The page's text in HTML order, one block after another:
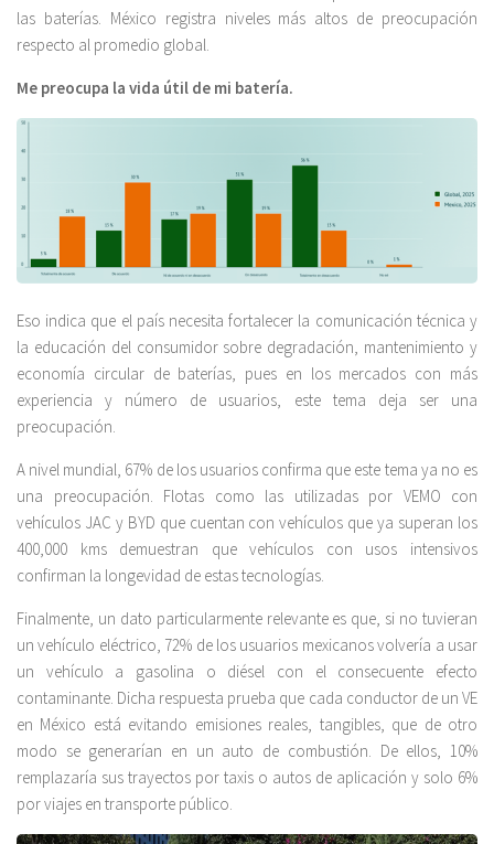
las baterías. México registra niveles más altos de preocupación
respecto al promedio global.
Me preocupa la vida útil de mi batería.
Eso indica que el país necesita fortalecer la comunicación técnica y
la educación del consumidor sobre degradación, mantenimiento y
economía circular de baterías, pues en los mercados con más
experiencia y número de usuarios, este tema deja ser una
preocupación.
A nivel mundial, 67% de los usuarios confirma que este tema ya no es
una preocupación. Flotas como las utilizadas por VEMO con
vehículos JAC y BYD que cuentan con vehículos que ya superan los
400,000 kms demuestran que vehículos con usos intensivos
confirman la longevidad de estas tecnologías.
Finalmente, un dato particularmente relevante es que, si no tuvieran
un vehículo eléctrico, 72% de los usuarios mexicanos volvería a usar
un vehículo a gasolina o diésel con el consecuente efecto
contaminante. Dicha respuesta prueba que cada conductor de un VE
en México está evitando emisiones reales, tangibles, que de otro
modo se generarían en un auto de combustión. De ellos, 10%
remplazaría sus trayectos por taxis o autos de aplicación y solo 6%
por viajes en transporte público.